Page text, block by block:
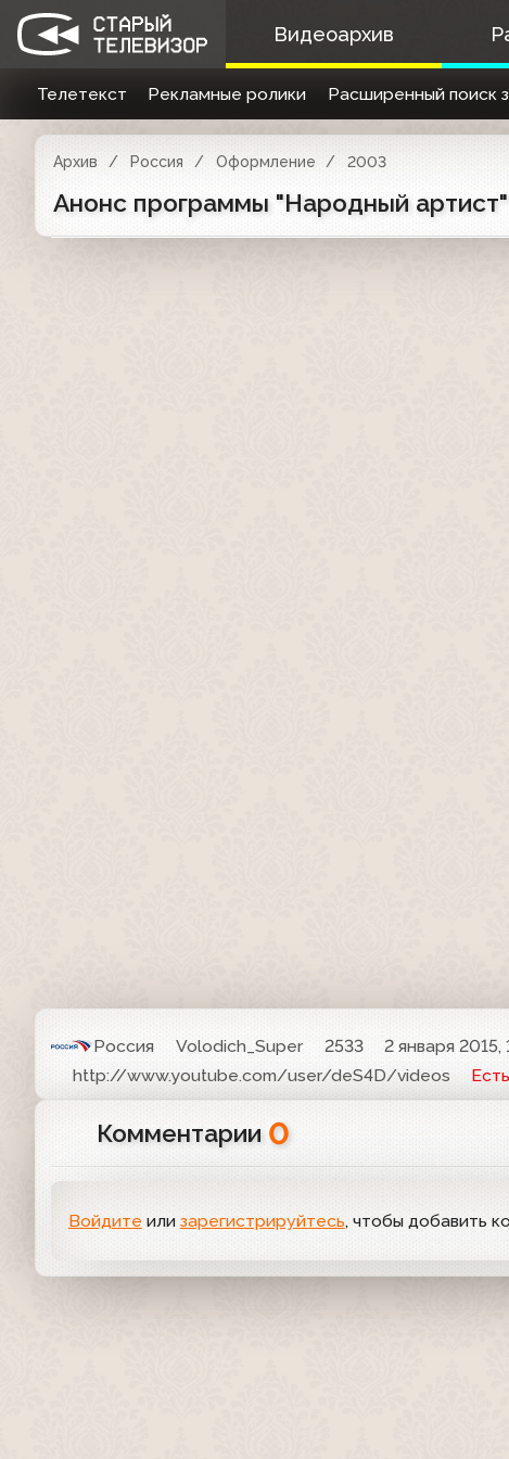
Видеоархив
Телетекст Рекламные ролики Расширенный поиск
Архив Россия Оформление 2003
Анонс программы "Народный
Россия Volodich_Super 2533
2 января 2015,
http://www.youtube.com/user/deS4D/videos
Комментарии 0
Войдите или зарегистрируйтесь, чтобы добавить